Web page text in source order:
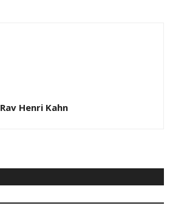
Rav Henri Kahn